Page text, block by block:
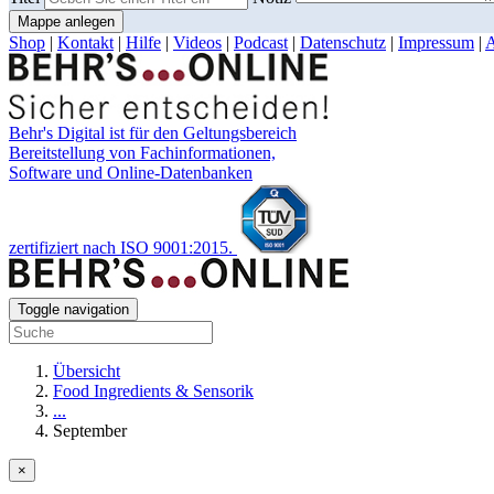
Mappe anlegen
Shop | Kontakt | Hilfe | Videos | Podcast | Datenschutz | Impressum |
Behr's Digital ist für den Geltungsbereich
Bereitstellung von Fachinformationen,
Software und Online-Datenbanken
zertifiziert nach ISO 9001:2015.
Toggle navigation
Übersicht
Food Ingredients & Sensorik
...
September
×